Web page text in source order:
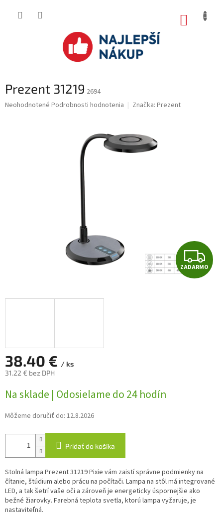
Prezent 31219 2694
Priemerné
Neohodnotené Podrobnosti hodnotenia Značka: Prezent
Z
A
ZADARMO
38.40 € / ks
31.22 € bez DPH
cena:
Na sklade | Odosielame do 24 hodín
Môžeme doručiť do: 12.8.2026
Pridať do košíka
Stolná lampa Prezent 31219 Pixie vám zaistí správne podmienky na
čítanie, štúdium alebo prácu na počítači. Lampa na stôl má integrované
LED, a tak šetrí vaše oči a zároveň je energeticky úspornejšie ako
bežné žiarovky. Farebná teplota svetla, ktorú lampa vyžaruje, je
nastaviteľná.